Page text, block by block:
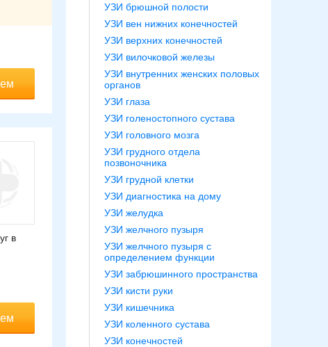
в
УЗИ брюшной полости
УЗИ вен нижних конечностей
УЗИ верхних конечностей
УЗИ вилочковой железы
УЗИ внутренних женских половых
органов
УЗИ глаза
УЗИ голеностопного сустава
УЗИ головного мозга
УЗИ грудного отдела
позвоночника
УЗИ грудной клетки
УЗИ диагностика на дому
УЗИ желудка
УЗИ желчного пузыря
УЗИ желчного пузыря с
определением функции
УЗИ забрюшинного пространства
УЗИ кисти руки
УЗИ кишечника
УЗИ коленного сустава
УЗИ конечностей